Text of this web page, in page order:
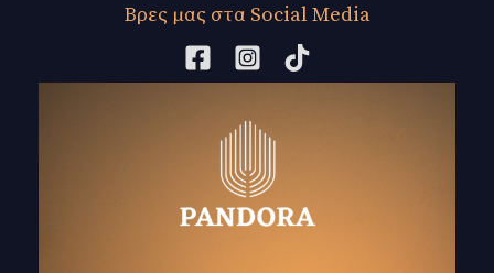
Βρες μας στα Social Media